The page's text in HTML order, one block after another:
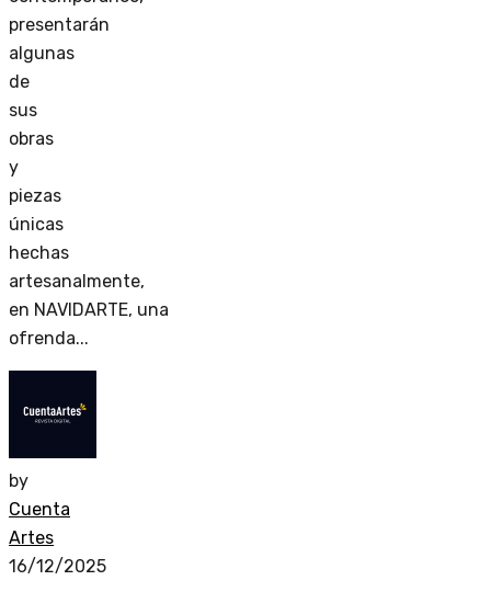
presentarán
algunas
de
sus
obras
y
piezas
únicas
hechas
artesanalmente,
en NAVIDARTE, una
ofrenda...
by
Cuenta
Artes
16/12/2025